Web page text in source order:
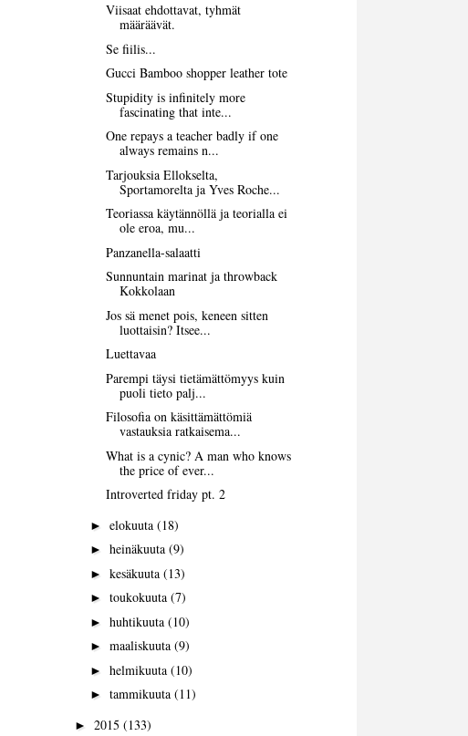
Viisaat ehdottavat, tyhmät
määräävät.
Se fiilis...
Gucci Bamboo shopper leather tote
Stupidity is infinitely more
fascinating that inte...
One repays a teacher badly if one
always remains n...
Tarjouksia Ellokselta,
Sportamorelta ja Yves Roche...
Teoriassa käytännöllä ja teorialla ei
ole eroa, mu...
Panzanella-salaatti
Sunnuntain marinat ja throwback
Kokkolaan
Jos sä menet pois, keneen sitten
luottaisin? Itsee...
Luettavaa
Parempi täysi tietämättömyys kuin
puoli tieto palj...
Filosofia on käsittämättömiä
vastauksia ratkaisema...
What is a cynic? A man who knows
the price of ever...
Introverted friday pt. 2
► elokuuta (18)
► heinäkuuta (9)
► kesäkuuta (13)
► toukokuuta (7)
► huhtikuuta (10)
► maaliskuuta (9)
► helmikuuta (10)
► tammikuuta (11)
► 2015 (133)